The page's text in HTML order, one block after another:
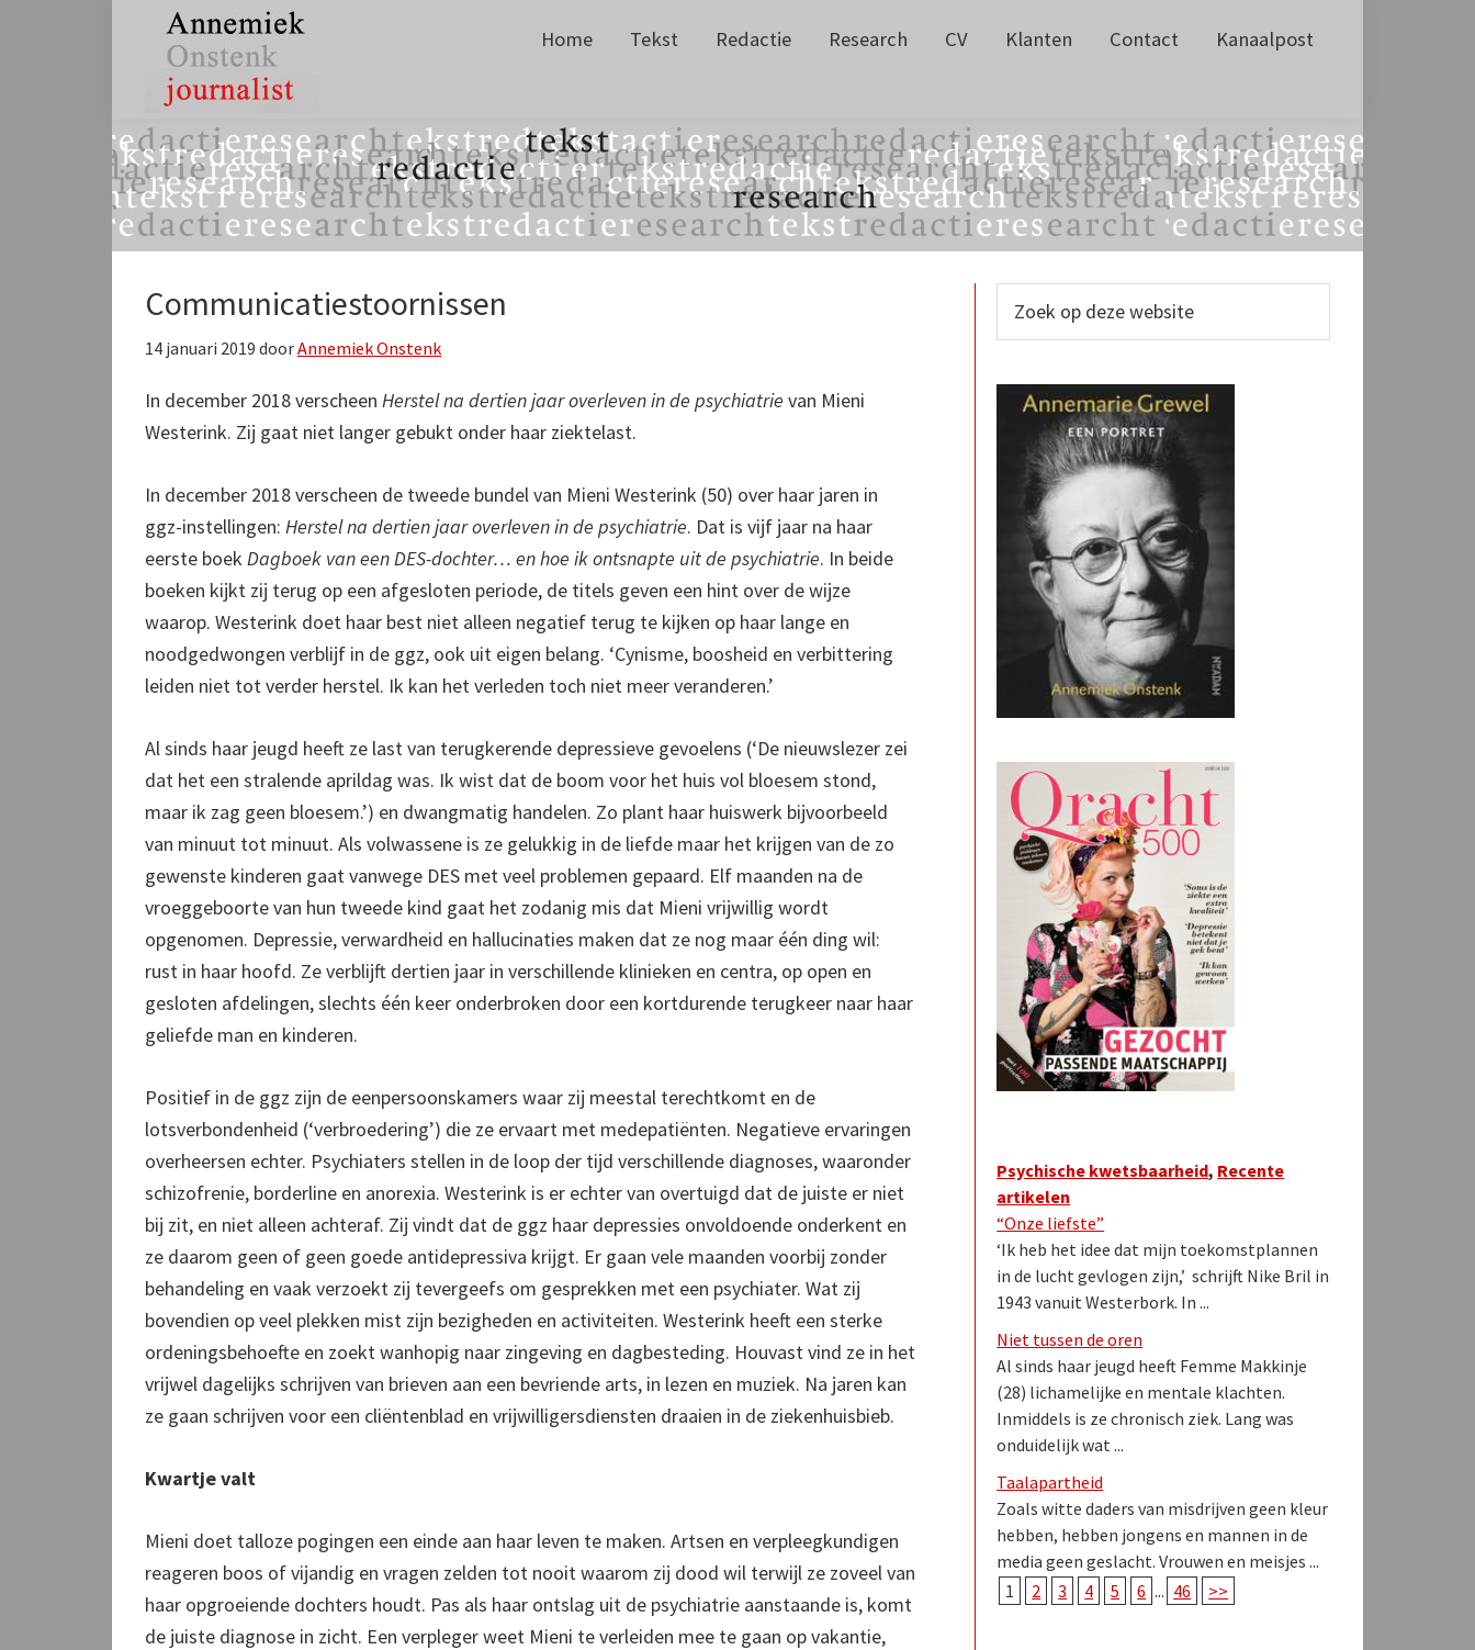
Annemiek
Onstenk
Journalist
tekst,
redactie
&
research
Home Tekst Redactie Research CV Klanten Contact Kanaalpost
Communicatiestoornissen
14 januari 2019 doorAnnemiek Onstenk
In december 2018 verscheen Herstel na dertien jaar overleven in de psychiatrie van Mieni
Westerink. Zij gaat niet langer gebukt onder haar ziektelast.
In december 2018 verscheen de tweede bundel van Mieni Westerink (50) over haar jaren in
ggz-instellingen: Herstel na dertien jaar overleven in de psychiatrie. Dat is vijf jaar na haar
eerste boek Dagboek van een DES-dochter… en hoe ik ontsnapte uit de psychiatrie. In beide
boeken kijkt zij terug op een afgesloten periode, de titels geven een hint over de wijze
waarop. Westerink doet haar best niet alleen negatief terug te kijken op haar lange en
noodgedwongen verblijf in de ggz, ook uit eigen belang. ‘Cynisme, boosheid en verbittering
leiden niet tot verder herstel. Ik kan het verleden toch niet meer veranderen.’
Al sinds haar jeugd heeft ze last van terugkerende depressieve gevoelens (‘De nieuwslezer zei
dat het een stralende aprildag was. Ik wist dat de boom voor het huis vol bloesem stond,
maar ik zag geen bloesem.’) en dwangmatig handelen. Zo plant haar huiswerk bijvoorbeeld
van minuut tot minuut. Als volwassene is ze gelukkig in de liefde maar het krijgen van de zo
gewenste kinderen gaat vanwege DES met veel problemen gepaard. Elf maanden na de
vroeggeboorte van hun tweede kind gaat het zodanig mis dat Mieni vrijwillig wordt
opgenomen. Depressie, verwardheid en hallucinaties maken dat ze nog maar één ding wil:
rust in haar hoofd. Ze verblijft dertien jaar in verschillende klinieken en centra, op open en
gesloten afdelingen, slechts één keer onderbroken door een kortdurende terugkeer naar haar
geliefde man en kinderen.
Positief in de ggz zijn de eenpersoonskamers waar zij meestal terechtkomt en de
lotsverbondenheid (‘verbroedering’) die ze ervaart met medepatiënten. Negatieve ervaringen
overheersen echter. Psychiaters stellen in de loop der tijd verschillende diagnoses, waaronder
schizofrenie, borderline en anorexia. Westerink is er echter van overtuigd dat de juiste er niet
bij zit, en niet alleen achteraf. Zij vindt dat de ggz haar depressies onvoldoende onderkent en
ze daarom geen of geen goede antidepressiva krijgt. Er gaan vele maanden voorbij zonder
behandeling en vaak verzoekt zij tevergeefs om gesprekken met een psychiater. Wat zij
bovendien op veel plekken mist zijn bezigheden en activiteiten. Westerink heeft een sterke
ordeningsbehoefte en zoekt wanhopig naar zingeving en dagbesteding. Houvast vind ze in het
vrijwel dagelijks schrijven van brieven aan een bevriende arts, in lezen en muziek. Na jaren kan
ze gaan schrijven voor een cliëntenblad en vrijwilligersdiensten draaien in de ziekenhuisbieb.
Kwartje valt
Mieni doet talloze pogingen een einde aan haar leven te maken. Artsen en verpleegkundigen
reageren boos of vijandig en vragen zelden tot nooit waarom zij dood wil terwijl ze zoveel van
haar opgroeiende dochters houdt. Pas als haar ontslag uit de psychiatrie aanstaande is, komt
de juiste diagnose in zicht. Een verpleger weet Mieni te verleiden mee te gaan op vakantie,
Primaire
Sidebar
op
Psychische kwetsbaarheid, Recente
artikelen
“Onze liefste”
‘Ik heb het idee dat mijn toekomstplannen
in de lucht gevlogen zijn,’ schrijft Nike Bril in
1943 vanuit Westerbork. In ...
Niet tussen de oren
Al sinds haar jeugd heeft Femme Makkinje
(28) lichamelijke en mentale klachten.
Inmiddels is ze chronisch ziek. Lang was
onduidelijk wat ...
Taalapartheid
Zoals witte daders van misdrijven geen kleur
hebben, hebben jongens en mannen in de
media geen geslacht. Vrouwen en meisjes ...
1
2 3 4 5 6 ... 46 >>